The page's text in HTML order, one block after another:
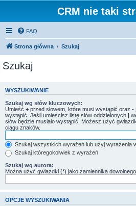
CRM nie taki
FAQ
Strona główna Szukaj
Szukaj
WYSZUKIWANIE
Szukaj wg słów kluczowych:
Umieść + przed słowem, które musi wystąpić oraz -
wystąpić. Jeśli umieścisz listę słów oddzielonych |
słów będzie musiało wystąpić. Możesz użyć
ciągu znaków.
Szukaj wszystkich wyrażeń lub użyj wyrażenia
Szukaj któregokolwiek z wyrażeń
Szukaj wg autora:
Można użyć gwiazdki (*) jako zamiennika
OPCJE WYSZUKIWANIA